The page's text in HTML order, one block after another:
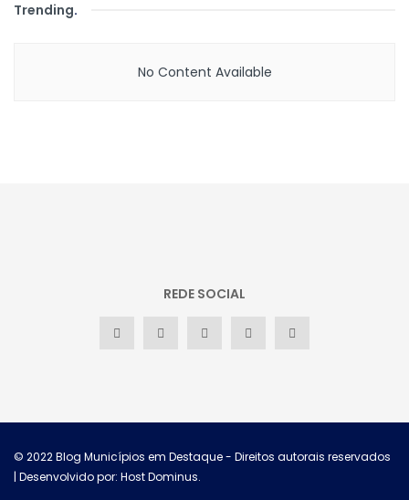
Trending.
No Content Available
REDE SOCIAL
© 2022Blog Municípios em Destaque- Direitos autorais reservados
| Desenvolvido por: Host Dominus.